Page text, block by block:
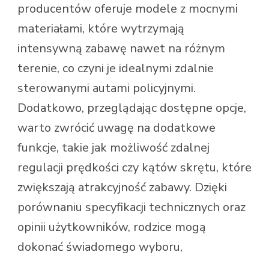
producentów oferuje modele z mocnymi
materiałami, które wytrzymają
intensywną zabawę nawet na różnym
terenie, co czyni je idealnymi zdalnie
sterowanymi autami policyjnymi.
Dodatkowo, przeglądając dostępne opcje,
warto zwrócić uwagę na dodatkowe
funkcje, takie jak możliwość zdalnej
regulacji prędkości czy kątów skrętu, które
zwiększają atrakcyjność zabawy. Dzięki
porównaniu specyfikacji technicznych oraz
opinii użytkowników, rodzice mogą
dokonać świadomego wyboru,